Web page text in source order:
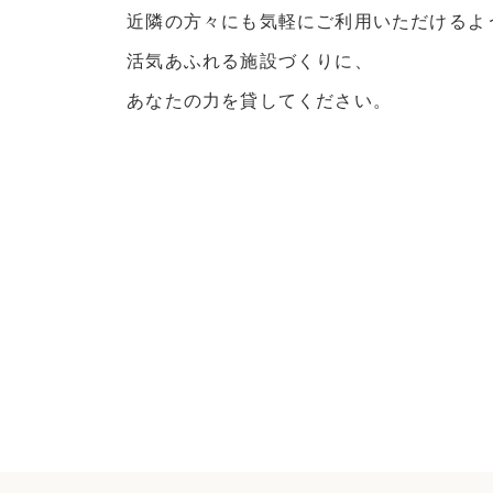
近隣の方々にも気軽にご利用いただけるよ
活気あふれる施設づくりに、
あなたの力を貸してください。